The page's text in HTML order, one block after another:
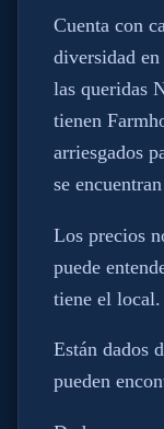
Cuenta con
diversidad
las queridas
tienen
arriesgados
se
Los precios
puede
tiene el local.
Están dados
pueden